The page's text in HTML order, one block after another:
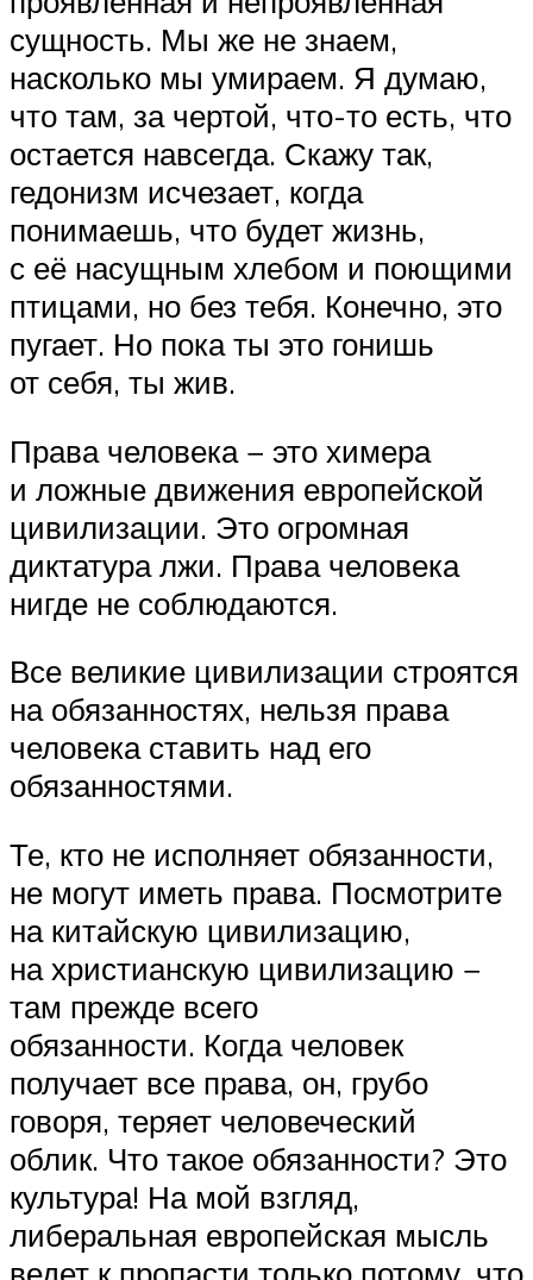
сущность. Мы же не знаем,
насколько мы умираем. Я думаю,
что там, за чертой, что-то есть, что
остается навсегда. Скажу так,
гедонизм исчезает, когда
понимаешь, что будет жизнь,
с её насущным хлебом и поющими
птицами, но без тебя. Конечно, это
пугает. Но пока ты это гонишь
от себя, ты жив.
Права человека − это химера
и ложные движения европейской
цивилизации. Это огромная
диктатура лжи. Права человека
нигде не соблюдаются.
Все великие цивилизации строятся
на обязанностях, нельзя права
человека ставить над его
обязанностями.
Те, кто не исполняет обязанности,
не могут иметь права. Посмотрите
на китайскую цивилизацию,
на христианскую цивилизацию −
там прежде всего
обязанности. Когда человек
получает все права, он, грубо
говоря, теряет человеческий
облик. Что такое обязанности? Это
культура! На мой взгляд,
либеральная европейская мысль